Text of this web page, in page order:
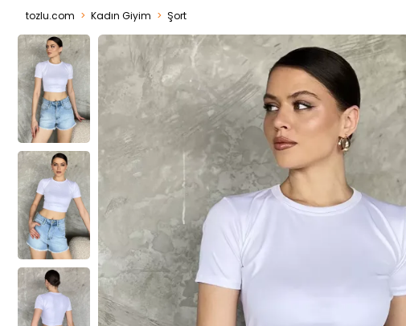
tozlu.com Kadın Giyim Şort